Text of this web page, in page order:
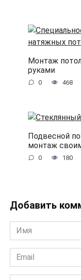
Монтаж
руками
0 468
Подвесной
монтаж
0 180
Добавить
Имя
*
Email
*